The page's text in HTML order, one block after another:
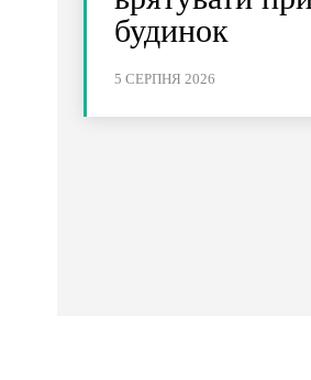
будинок
5 СЕРПНЯ 2026